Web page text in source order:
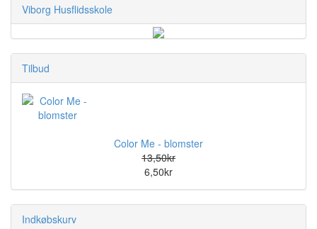
Viborg Husflidsskole
Tilbud
Color Me - blomster
13,50kr
6,50kr
Indkøbskurv